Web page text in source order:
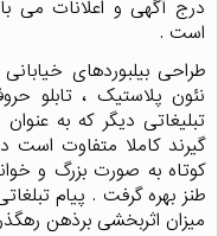
درج آگهی و اعلانات می
است .
طراحی بیلبوردهای
نئون پلاستیک ، تابلو
تبلیغاتی دیگر که به
گیرند کاملا متفاوت است
کوتاه به صورت بزرگ و
طنز بهره گرفت . پیام
میزان اثربخشی برذهن